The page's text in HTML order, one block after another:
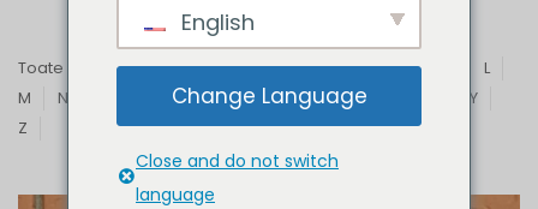
Toate B C D E F G H I J
L
M
N Q R S T U V
Y
Z
English
Change Language
Close and do not switch
language